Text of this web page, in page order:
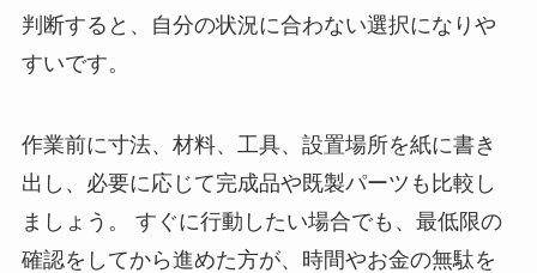
判断すると、自分の状況に合わない選択になりや
すいです。
作業前に寸法、材料、工具、設置場所を紙に書き
出し、必要に応じて完成品や既製パーツも比較し
ましょう。 すぐに行動したい場合でも、最低限の
確認をしてから進めた方が、時間やお金の無駄を